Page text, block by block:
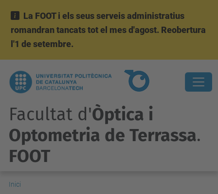
La FOOT i els seus serveis administratius
romandran tancats tot el mes d'agost. Reobertura
l'1 de setembre.
Facultat d'Òptica i
Optometria de Terrassa.
FOOT
Inici